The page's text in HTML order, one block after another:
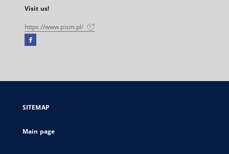
Visit us!
https://www.pism.pl/
Facebook
open
new
SITEMAP
Main page